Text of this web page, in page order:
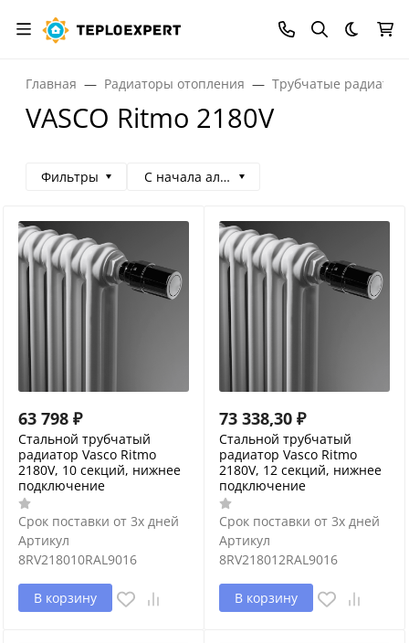
Темная
Главная Радиаторы отопления Трубчатые
VASCO Ritmo 2180V
Фильтры С начала алфавита
63 798 ₽
Cтальной трубчатый
радиатор Vasco Ritmo
2180V, 10 секций, нижнее
подключение
Срок поставки от 3х дней
Артикул
8RV218010RAL9016
В корзину
73 338,30 ₽
Cтальной трубчатый
радиатор Vasco Ritmo
2180V, 12 секций, нижнее
подключение
Срок поставки от 3х дней
Артикул
8RV218012RAL9016
В корзину